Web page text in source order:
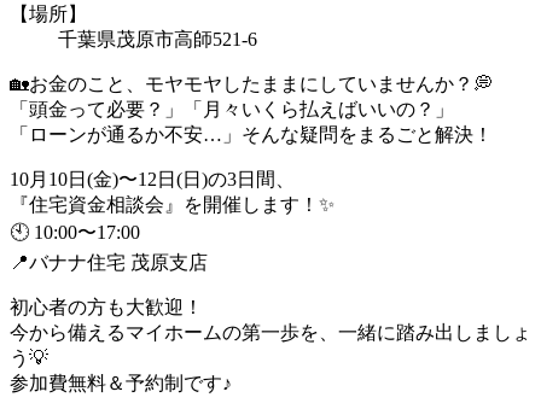
【場所】
千葉県茂原市高師521-6
🏡お金のこと、モヤモヤしたままにしていませんか？💭
「頭金って必要？」「月々いくら払えばいいの？」
「ローンが通るか不安…」そんな疑問をまるごと解決！
10月10日(金)〜12日(日)の3日間、
『住宅資金相談会』を開催します！✨
🕙 10:00〜17:00
📍バナナ住宅 茂原支店
初心者の方も大歓迎！
今から備えるマイホームの第一歩を、一緒に踏み出しましょ
う💡
参加費無料＆予約制です♪